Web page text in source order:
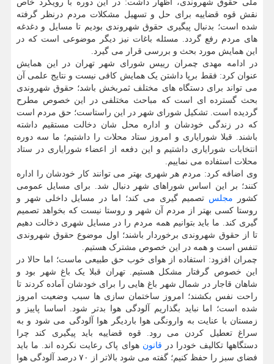
ملی حقوق شهروندی، اظهار داشت: در این دوره با رویکرد خاص
نقش قوه قضاییه برای حل و تسهیل مشکلات مردم درنظر گرفته
شده است؛ بدنبال پیگیری حقوق شهروندی بودیم تا مسایل و دغدغه
های مردم رفع گردد. مسئله باغات نیز دیگر موضوعی است که در
این همایش مورد بحث و بررسی قرار می گیرد.
در ادامه مهدی چمران رییس شورای شهر تهران در این همایش
عنوان کرد: فقط برپا داشتن یک همایش کافی نیست و نتایج علمی آن
می تواند برای دستگاه های مختلف ثمربخش باشد؛ حقوق شهروندی
بحث گسترده ای است که مباحث مختلفی در این خصوص مطرح
گردیده است. تشکیل شورای شهر در این راستاست؛ حق مردم است
که در زندگی خودشان و اداره محل شان دخالت مستقیم داشته
باشند. قبلا شورایاری و امروز ستاد محلات را داشتیم؛ ما سه دوره
انتخابات شورایاری داشتیم و این دفعه از اعضاء شورایاری در ستاد
محلات استفاده می نماییم.
وی اضافه کرد: مردم هر شهری بهتر می توانند کار خودشان را اداره
کنند؛ بر این اساس شوراهای شهر دنبال شد. برای مسایل عمومی
کشور مجلس تصمیم گیری می کند؛ اما در مسایل داخلی شهر و
روستا کسی بهتر از مردم آن شهر و روستا نیست که بخواهد تصمیم
گیری کند. ما باید بتوانیم همه مردم را در مسایل شهری دخالت دهیم
تا از حقوق شهروندی برخوردار باشند؛ اول موضوع حقوق شهروندی
تنفس است و همه در این خصوص مشترک هستیم.
چمران افزود: استفاده از هوای خوب حق طبیعی ماست؛ اما حالا در
این خصوص گرفتار مشکل هستیم. تهران قبلا یک باغ شهر بود و
شاهان قاجار در شمال شهر باغ هایی را برای خودشان آماده کردند تا
راحت نفس بکشند؛ امروز ساختمان سازی ها سبب وضعیت امروز
شده است؛ اما نباید بگذاریم آلودگی هوا بدتر شود. اساسا پاییز و
زمستان با عنایت به وارونگی هوا باردیگر هوا آلودگی می شود و به
سراغ تعطیل کردن می رود. قوه قضاییه باید پیگیری کند چرا
دستگاهها تکالیف خودرا در قانون هوای پاک رعایت نکرده اند. ما باید
فضای سبز را حفظ کنیم؛ گفته می شود بالاتر از ۷۰ درصد آلودگی هوا